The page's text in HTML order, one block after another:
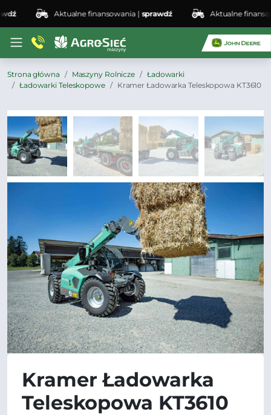
Aktualne finansowania |sprawdź Aktualne
Strona główna Maszyny Rolnicze
Ładowarki
Ładowarki Teleskopowe
Kramer Ładowarka Teleskopowa KT3610
Kramer Ładowarka
Teleskopowa KT3610